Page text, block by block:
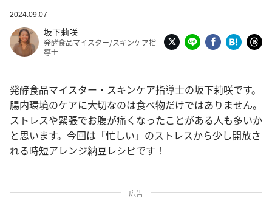
2024.09.07
坂下莉咲
発酵食品マイスター/スキンケア指
導士
発酵食品マイスター・スキンケア指導士の坂下莉咲です。
腸内環境のケアに大切なのは食べ物だけではありません。
ストレスや緊張でお腹が痛くなったことがある人も多いか
と思います。今回は「忙しい」のストレスから少し開放さ
れる時短アレンジ納豆レシピです！
広告